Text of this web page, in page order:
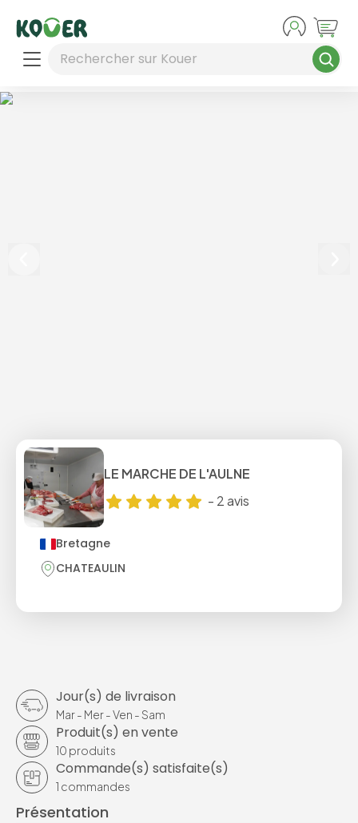
Rechercher sur Kouer
Jour(s) de livraison
Mar- Mer-Ven -Sam
Produit(s) en vente
10 produits
Commande(s) satisfaite(s)
1 commandes
LE MARCHE DE L'AULNE
- 2avis
Bretagne
CHATEAULIN
Présentation